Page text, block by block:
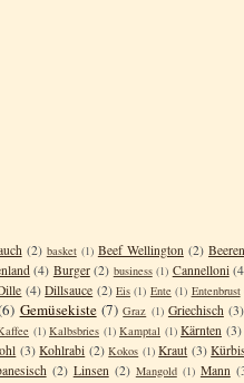
(2) basket (1) Beef Wellington (2) Beeren
(4) Burger (2) business (1) Cannelloni
(4) Dillsauce (2) Eis (1) Ente (1) Entenbrust
Gemüsekiste (7) Graz (1) Griechisch (3)
(1) Kalbsbries (1) Kamptal (1) Kärnten (3)
(3) Kohlrabi (2) Kokos (1) Kraut (3) Kürbis
(2) Linsen (2) Mangold (1) Mann